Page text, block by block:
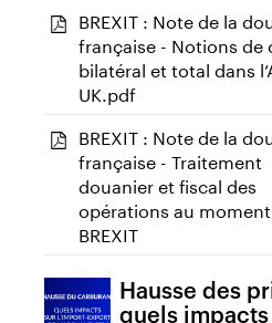
BREXIT : Note de la
française - Notions de
bilatéral et total dans
UK.pdf
BREXIT : Note de la
française - Traitement
douanier et fiscal des
opérations au
BREXIT
Hausse des
quels